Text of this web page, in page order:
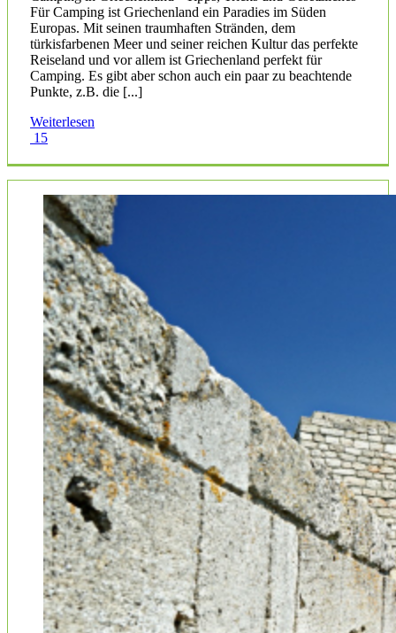
Für Camping ist Griechenland ein Paradies im Süden
Europas. Mit seinen traumhaften Stränden, dem
türkisfarbenen Meer und seiner reichen Kultur das perfekte
Reiseland und vor allem ist Griechenland perfekt für
Camping. Es gibt aber schon auch ein paar zu beachtende
Punkte, z.B. die [...]
Weiterlesen
15